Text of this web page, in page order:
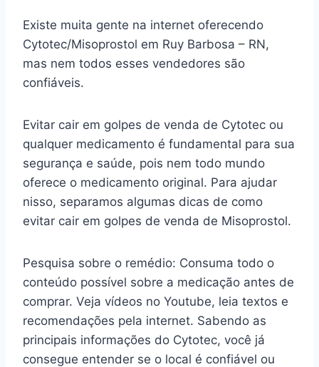
Existe muita gente na internet oferecendo
Cytotec/Misoprostol em Ruy Barbosa – RN,
mas nem todos esses vendedores são
confiáveis.
Evitar cair em golpes de venda de Cytotec ou
qualquer medicamento é fundamental para sua
segurança e saúde, pois nem todo mundo
oferece o medicamento original. Para ajudar
nisso, separamos algumas dicas de como
evitar cair em golpes de venda de Misoprostol.
Pesquisa sobre o remédio: Consuma todo o
conteúdo possível sobre a medicação antes de
comprar. Veja vídeos no Youtube, leia textos e
recomendações pela internet. Sabendo as
principais informações do Cytotec, você já
consegue entender se o local é confiável ou